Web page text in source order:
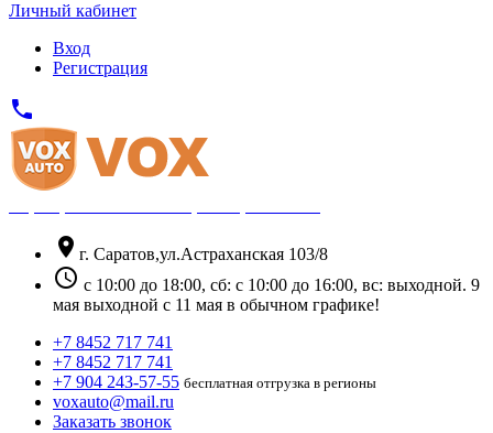
Личный кабинет
Вход
Регистрация
phone
location_on г. Саратов,ул.Астраханская 103/8
schedule с 10:00 до 18:00, сб: с 10:00 до 16:00, вс: выходной. 9
мая выходной с 11 мая в обычном графике!
+7 8452 717 741
+7 8452 717 741
+7 904 243-57-55 бесплатная отгрузка в регионы
voxauto@mail.ru
Заказать звонок